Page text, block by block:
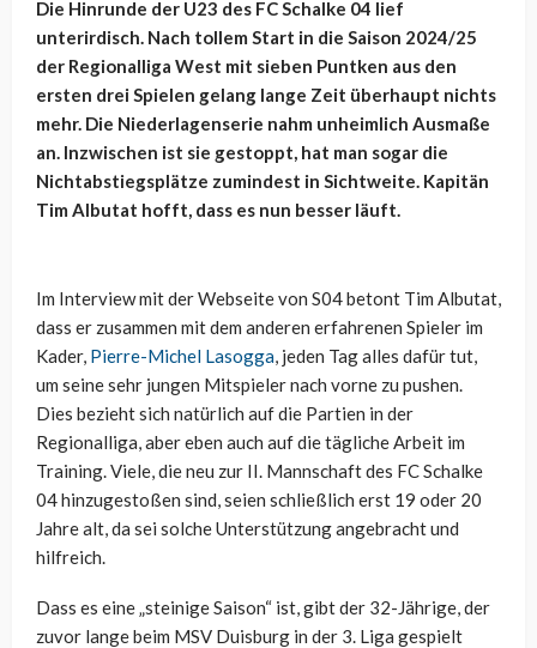
Die Hinrunde der U23 des FC Schalke 04 lief
unterirdisch. Nach tollem Start in die Saison 2024/25
der Regionalliga West mit sieben Puntken aus den
ersten drei Spielen gelang lange Zeit überhaupt nichts
mehr. Die Niederlagenserie nahm unheimlich Ausmaße
an. Inzwischen ist sie gestoppt, hat man sogar die
Nichtabstiegsplätze zumindest in Sichtweite. Kapitän
Tim Albutat hofft, dass es nun besser läuft.
Im Interview mit der Webseite von S04 betont Tim Albutat,
dass er zusammen mit dem anderen erfahrenen Spieler im
Kader, Pierre-Michel Lasogga, jeden Tag alles dafür tut,
um seine sehr jungen Mitspieler nach vorne zu pushen.
Dies bezieht sich natürlich auf die Partien in der
Regionalliga, aber eben auch auf die tägliche Arbeit im
Training. Viele, die neu zur II. Mannschaft des FC Schalke
04 hinzugestoßen sind, seien schließlich erst 19 oder 20
Jahre alt, da sei solche Unterstützung angebracht und
hilfreich.
Dass es eine „steinige Saison“ ist, gibt der 32-Jährige, der
zuvor lange beim MSV Duisburg in der 3. Liga gespielt